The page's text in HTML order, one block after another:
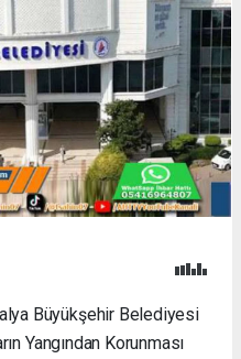
Büyükşehir Belediyesi
Yangından Korunması